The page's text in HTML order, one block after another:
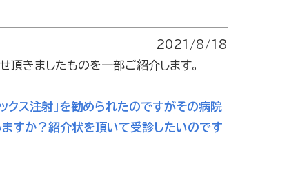
2021/8/18
頂きましたものを一部ご紹介します。
クス注射」を勧められたのですがその病院
すか？紹介状を頂いて受診したいのです